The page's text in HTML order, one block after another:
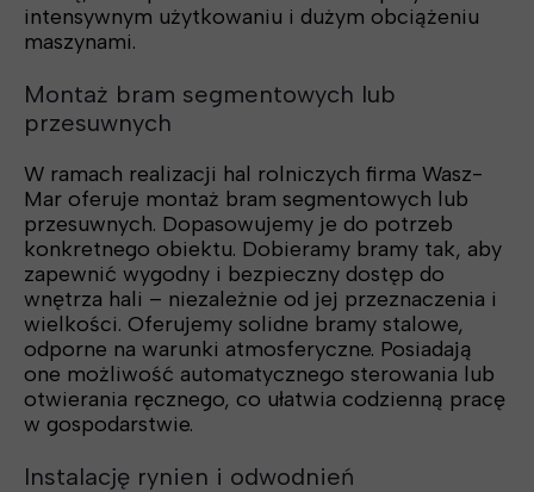
intensywnym użytkowaniu i dużym obciążeniu
maszynami.
Montaż bram segmentowych lub
przesuwnych
W ramach realizacji hal rolniczych firma Wasz-
Mar oferuje montaż bram segmentowych lub
przesuwnych. Dopasowujemy je do potrzeb
konkretnego obiektu. Dobieramy bramy tak, aby
zapewnić wygodny i bezpieczny dostęp do
wnętrza hali – niezależnie od jej przeznaczenia i
wielkości. Oferujemy solidne bramy stalowe,
odporne na warunki atmosferyczne. Posiadają
one możliwość automatycznego sterowania lub
otwierania ręcznego, co ułatwia codzienną pracę
w gospodarstwie.
Instalację rynien i odwodnień